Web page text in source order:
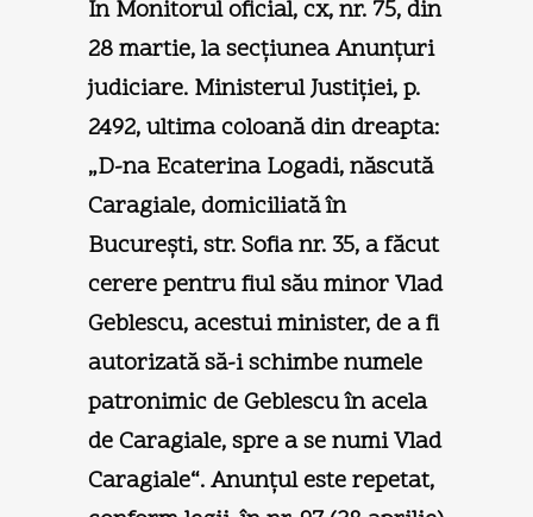
În Monitorul oficial, cx, nr. 75, din
28 martie, la secţiunea Anunţuri
judiciare. Ministerul Justiţiei, p.
2492, ultima coloană din dreapta:
„D-na Ecaterina Logadi, născută
Caragiale, domiciliată în
Bucureşti, str. Sofia nr. 35, a făcut
cerere pentru fiul său minor Vlad
Geblescu, acestui minister, de a fi
autorizată să-i schimbe numele
patronimic de Geblescu în acela
de Caragiale, spre a se numi Vlad
Caragiale“. Anunţul este repetat,